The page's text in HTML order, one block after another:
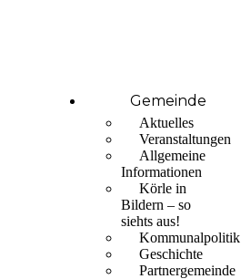
Gemeinde
Aktuelles
Veranstaltungen
Allgemeine
Informationen
Körle in
Bildern – so
siehts aus!
Kommunalpolitik
Geschichte
Partnergemeinde